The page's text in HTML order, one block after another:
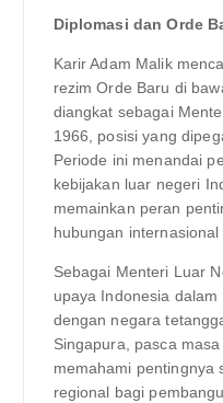
Diplomasi dan Orde
Karir Adam Malik
rezim Orde Baru di
diangkat sebagai
1966, posisi yang
Periode ini menandai
kebijakan luar negeri
memainkan peran
hubungan
Sebagai Menteri Luar
upaya Indonesia
dengan negara
Singapura, pasca
memahami pentingnya
regional bagi